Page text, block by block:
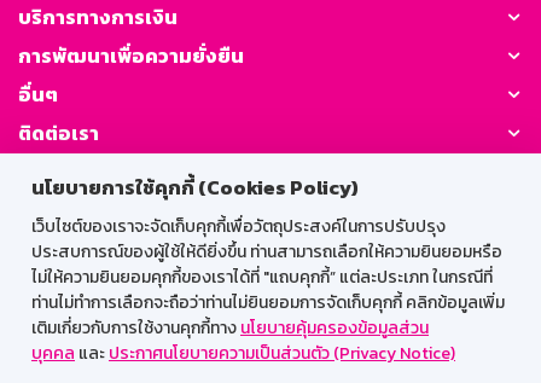
นโยบายการใช้คุกกี้ (Cookies Policy)
เว็บไซต์ของเราจะจัดเก็บคุกกี้เพื่อวัตถุประสงค์ในการปรับปรุง
ประสบการณ์ของผู้ใช้ให้ดียิ่งขึ้น ท่านสามารถเลือกให้ความยินยอมหรือ
ไม่ให้ความยินยอมคุกกี้ของเราได้ที่ "แถบคุกกี้” แต่ละประเภท ในกรณีที่
ท่านไม่ทำการเลือกจะถือว่าท่านไม่ยินยอมการจัดเก็บคุกกี้ คลิกข้อมูลเพิ่ม
เติมเกี่ยวกับการใช้งานคุกกี้ทางนโยบายคุ้มครองข้อมูลส่วน
บุคคล และประกาศนโยบายความเป็นส่วนตัว (Privacy Notice)
บริการทางการเงิน
การพัฒนาเพื่อความยั่งยืน
อื่นๆ
ติดต่อเรา
GSB Society:
สำหรับพนักงาน
Web HR
GSB Wisdom
M-Search